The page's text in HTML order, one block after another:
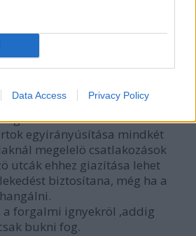
Data Access Privacy Policy
Ehhez annyi kellene, hogy
részre, kipakolni kapukat,
egy zsetont pattintani,
így meglenne anonim
utazási célok, s ahhoz
igazítani.
egyirányúsítása mindkét
megelelö csatlakozások
utcák ehhez giazítása lehet
biztosítana, még ha a
a forgalmi ignyekröl ,addig
bukni fog.